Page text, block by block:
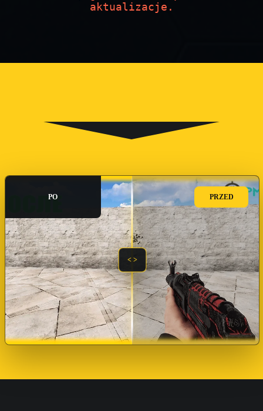
aktualizacje.
PO PRZED